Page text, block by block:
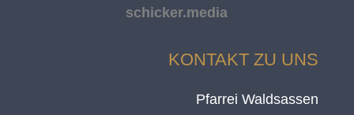
schicker.media
KONTAKT ZU UNS
Pfarrei Waldsassen